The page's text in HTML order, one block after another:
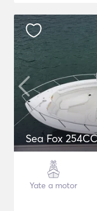
Sea Fox 254CC
Yate a motor